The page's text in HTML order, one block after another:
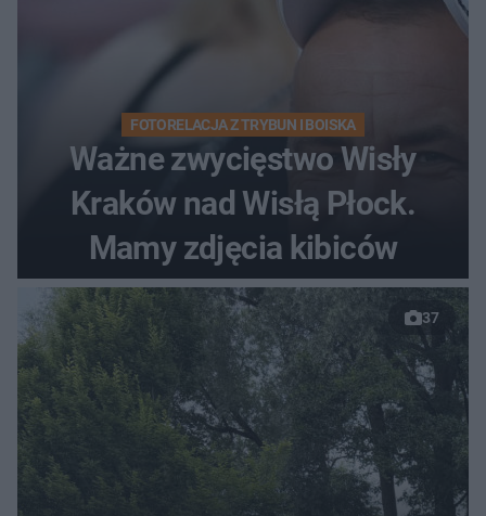
FOTORELACJA Z TRYBUN I BOISKA
Ważne zwycięstwo Wisły
Kraków nad Wisłą Płock.
Mamy zdjęcia kibiców
37